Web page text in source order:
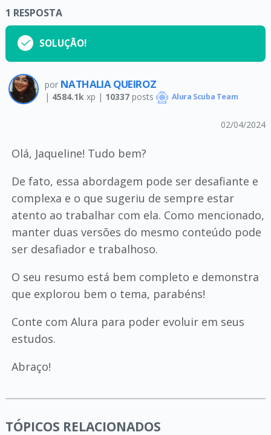
1 RESPOSTA
SOLUÇÃO!
por NATHALIA QUEIROZ
| 4584.1k xp | 10337posts Alura Scuba Team
02/04/2024
Olá, Jaqueline! Tudo bem?
De fato, essa abordagem pode ser desafiante e
complexa e o que sugeriu de sempre estar
atento ao trabalhar com ela. Como mencionado,
manter duas versões do mesmo conteúdo pode
ser desafiador e trabalhoso.
O seu resumo está bem completo e demonstra
que explorou bem o tema, parabéns!
Conte com Alura para poder evoluir em seus
estudos.
Abraço!
TÓPICOS RELACIONADOS